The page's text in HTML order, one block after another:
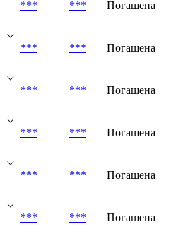
*** *** Погашена
*** *** Погашена
*** *** Погашена
*** *** Погашена
*** *** Погашена
*** *** Погашена